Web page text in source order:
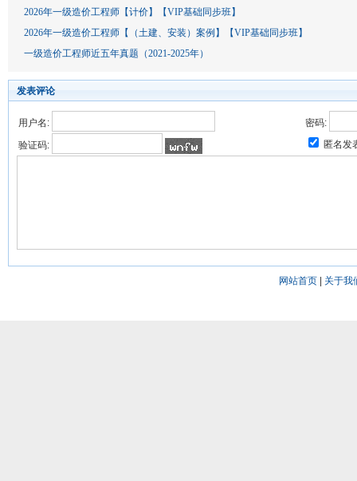
2026年一级造价工程师【计价】【VIP基础同步班】
2026年一级造价工程师【（土建、安装）案例】【VIP基础同步班】
一级造价工程师近五年真题（2021-2025年）
发表评论
用户名:
密码:
验证码:
匿名发
网站首页| 关于我